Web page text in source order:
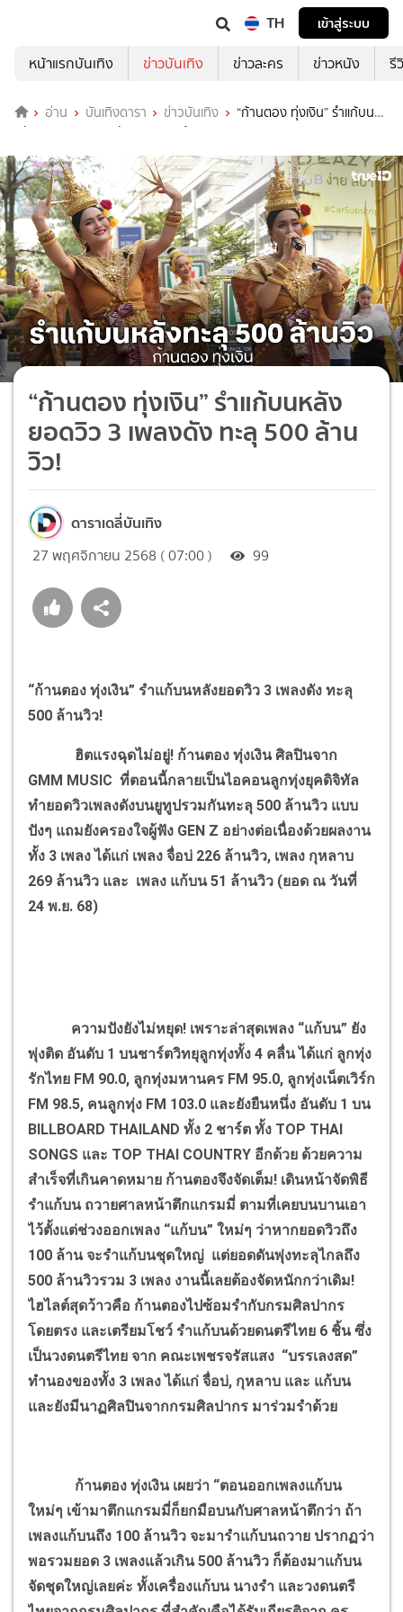
TH
เข้าสู่ระบบ
หน้าแรกบันเทิง
ข่าวบันเทิง ข่าวละคร ข่าวหนัง รี
อ่าน บันเทิงดารา ข่าวบันเทิง
“ก้านตอง ทุ่งเงิน” รำแก้บน
หลังยอดวิว 3 เพลงดัง ทะลุ 500 ล้านวิว!
“ก้านตอง ทุ่งเงิน” รำแก้บนหลัง
ยอดวิว 3 เพลงดัง ทะลุ 500 ล้าน
วิว!
ดาราเดลี่บันเทิง
27 พฤศจิกายน 2568 ( 07:00 ) 99
“ก้านตอง ทุ่งเงิน” รำแก้บนหลังยอดวิว 3 เพลงดัง ทะลุ
500 ล้านวิว!
ฮิตแรงฉุดไม่อยู่! ก้านตอง ทุ่งเงิน ศิลปินจาก
GMM MUSIC ที่ตอนนี้กลายเป็นไอคอนลูกทุ่งยุคดิจิทัล
ทำยอดวิวเพลงดังบนยูทูปรวมกันทะลุ 500 ล้านวิว แบบ
ปังๆ แถมยังครองใจผู้ฟัง GEN Z อย่างต่อเนื่องด้วยผลงาน
ทั้ง 3 เพลง ได้แก่ เพลง จื่อบ่ 226 ล้านวิว, เพลง กุหลาบ
269 ล้านวิว และ เพลง แก้บน 51 ล้านวิว (ยอด ณ วันที่
24 พ.ย. 68)
ความปังยังไม่หยุด! เพราะล่าสุดเพลง “แก้บน” ยัง
พุ่งติด อันดับ 1 บนชาร์ตวิทยุลูกทุ่งทั้ง 4 คลื่น ได้แก่ ลูกทุ่ง
รักไทย FM 90.0, ลูกทุ่งมหานคร FM 95.0, ลูกทุ่งเน็ตเวิร์ก
FM 98.5, คนลูกทุ่ง FM 103.0 และยังยืนหนึ่ง อันดับ 1 บน
BILLBOARD THAILAND ทั้ง 2 ชาร์ต ทั้ง TOP THAI
SONGS และ TOP THAI COUNTRY อีกด้วย ด้วยความ
สำเร็จที่เกินคาดหมาย ก้านตองจึงจัดเต็ม! เดินหน้าจัดพิธี
รำแก้บน ถวายศาลหน้าตึกแกรมมี่ ตามที่เคยบนบานเอา
ไว้ตั้งแต่ช่วงออกเพลง “แก้บน” ใหม่ๆ ว่าหากยอดวิวถึง
100 ล้าน จะรำแก้บนชุดใหญ่ แต่ยอดดันพุ่งทะลุไกลถึง
500 ล้านวิวรวม 3 เพลง งานนี้เลยต้องจัดหนักกว่าเดิม!
ไฮไลต์สุดว้าวคือ ก้านตองไปซ้อมรำกับกรมศิลปากร
โดยตรง และเตรียมโชว์ รำแก้บนด้วยดนตรีไทย 6 ชิ้น ซึ่ง
เป็นวงดนตรีไทย จาก คณะเพชรจรัสแสง “บรรเลงสด”
ทำนองของทั้ง 3 เพลง ได้แก่ จื่อบ่, กุหลาบ และ แก้บน
และยังมีนาฏศิลปินจากกรมศิลปากร มาร่วมรำด้วย
ก้านตอง ทุ่งเงิน เผยว่า “ตอนออกเพลงแก้บน
ใหม่ๆ เข้ามาตึกแกรมมี่ก็ยกมือบนกับศาลหน้าตึกว่า ถ้า
เพลงแก้บนถึง 100 ล้านวิว จะมารำแก้บนถวาย ปรากฏว่า
พอรวมยอด 3 เพลงแล้วเกิน 500 ล้านวิว ก็ต้องมาแก้บน
จัดชุดใหญ่เลยค่ะ ทั้งเครื่องแก้บน นางรำ และวงดนตรี